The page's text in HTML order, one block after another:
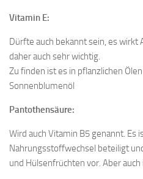
Vitamin E:
Dürfte auch bekannt sein, es wirkt
daher auch sehr wichtig.
Zu finden ist es in pflanzlichen
Sonnenblumenöl
Pantothensäure:
Wird auch Vitamin B5 genannt. Es
Nahrungsstoffwechsel beteiligt
und Hülsenfrüchten vor. Aber auch